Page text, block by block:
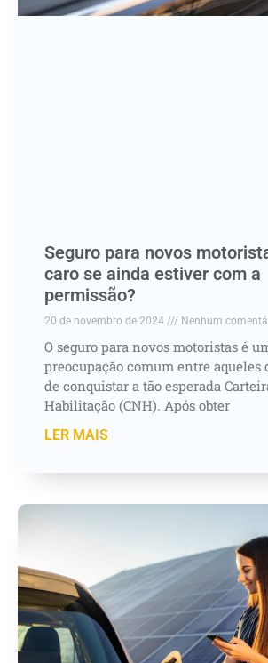
Seguro para novos
caro se ainda estiver com a
permissão?
20 de novembro de 2024 Nenhum
O seguro para novos motoristas é
preocupação comum entre aqueles
de conquistar a tão esperada
Habilitação (CNH). Após obter
LER MAIS